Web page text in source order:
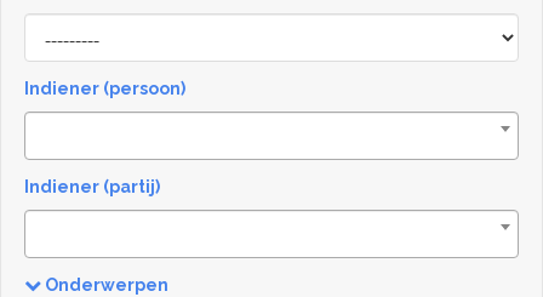
[invalid
name]
Indiener (persoon)
Indiener (partij)
Onderwerpen